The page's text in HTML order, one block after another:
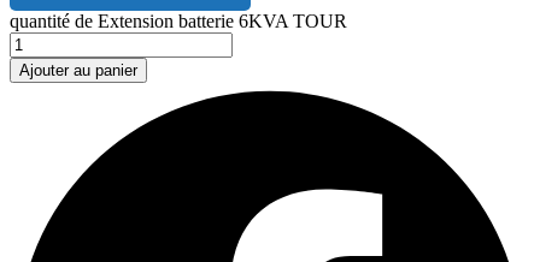
quantité de Extension batterie 6KVA TOUR
Ajouter au panier